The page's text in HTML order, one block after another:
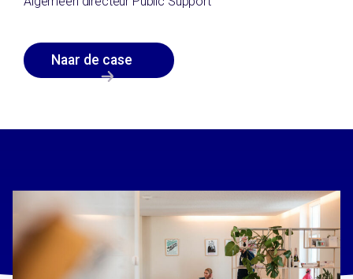
Naar de case